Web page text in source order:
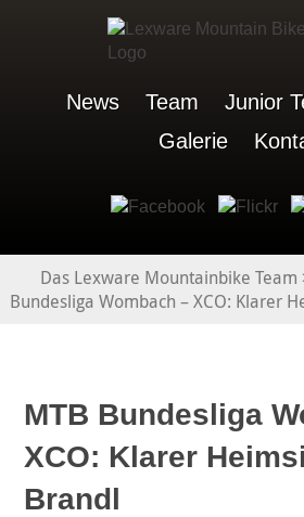
News Team Junior
Galerie
Das Lexware Mountainbike Team
Bundesliga Wombach – XCO: Klarer
MTB Bundesliga
XCO: Klarer
Brandl